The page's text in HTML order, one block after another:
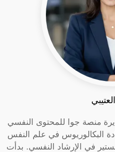
منصة جوا للمحتوى النفسي
البكالوريوس في علم النفس
في الإرشاد النفسي. بدأت